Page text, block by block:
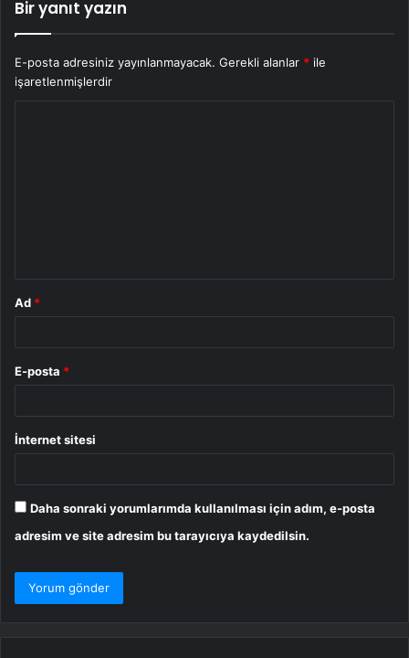
Bir yanıt yazın
E-posta adresiniz yayınlanmayacak. Gerekli alanlar * ile
işaretlenmişlerdir
Ad *
E-posta *
İnternet sitesi
Daha sonraki yorumlarımda kullanılması için adım, e-posta
adresim ve site adresim bu tarayıcıya kaydedilsin.